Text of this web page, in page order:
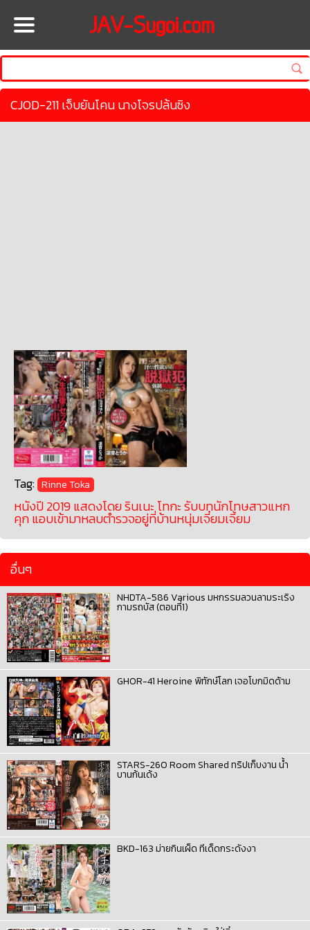
CJOD-211 เจ็บยันโคน นางโจรปล้นซิง
Tag: Rinne Toka
หนังปี 2019 แสดงโดย รินเนะ โทกะ รับบทนักโทษสาวแหก
คุก แอบเข้ามาหลบตำรวจอยู่ที่บ้านหนุ่มเจี๋ยมเจี้ยม
อื่นๆ
NHDTA-586 Various มหกรรมลวนลามระเริง
กามรถบัส (ตอนที่1)
GHOR-41 Heroine พิทักษ์โลก เจอโบกมิดด้าม
STARS-260 Room Shared ทริปเก็บงาน น้ำ
บานก้นเด้ง
BKD-163 ม่ายกินเผ็ด ทีเด็ดกระดังงา